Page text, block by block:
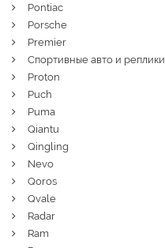
Pontiac
Porsche
Premier
Спортивные авто и реплики
Proton
Puch
Puma
Qiantu
Qingling
Nevo
Qoros
Qvale
Radar
Ram